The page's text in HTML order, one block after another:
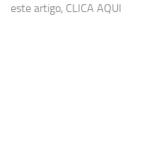
este artigo, CLICA AQUI